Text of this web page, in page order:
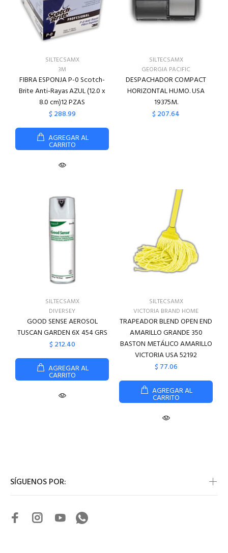
SILTECSAMX
3M
FIBRA ESPONJA P-0 Scotch-
Brite Anti-Rayas AZUL (12.0 x
8.0 cm)12 PZAS
$ 288.99
AGREGAR AL
CARRITO
SILTECSAMX
GEORGIA PACIFIC
DESPACHADOR COMPACT
HORIZONTAL HUMO. USA
19375M.
$ 207.64
SILTECSAMX
DIVERSEY
GOOD SENSE AEROSOL
TUSCAN GARDEN 6X 454 GRS
$ 212.40
AGREGAR AL
CARRITO
SILTECSAMX
VICTORIA BRAND HOME
TRAPEADOR BLEND OPEN END
AMARILLO GRANDE 350
BASTON METÁLICO AMARILLO
VICTORIA USA 52192
$ 77.06
AGREGAR AL
CARRITO
SÍGUENOS POR: